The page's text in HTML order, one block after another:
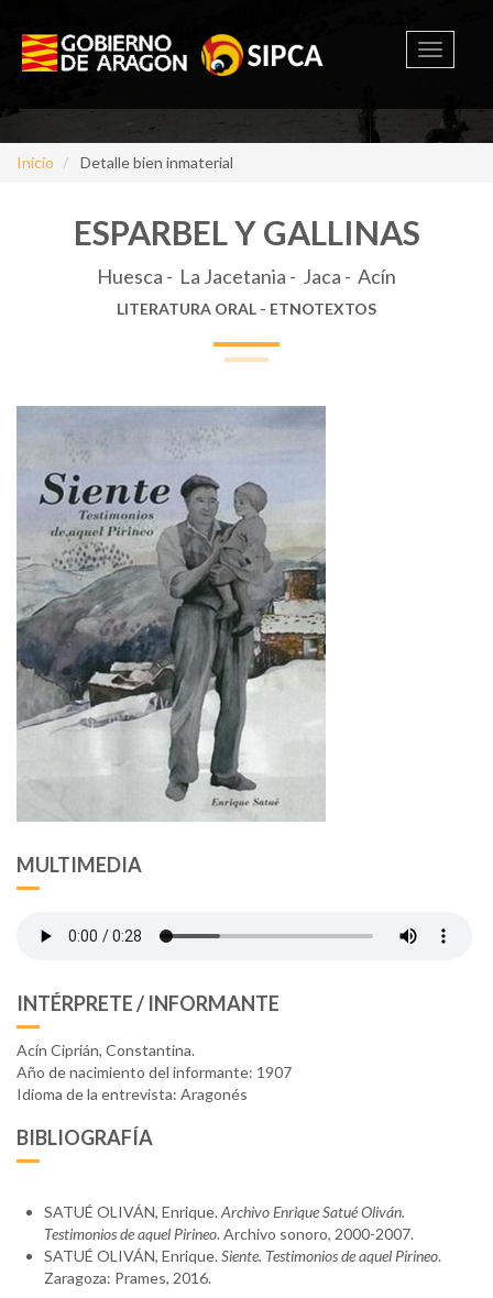
Toggle
Inicio Detalle bien inmaterial
ESPARBEL Y GALLINAS
Huesca - La Jacetania - Jaca - Acín
LITERATURA ORAL - ETNOTEXTOS
MULTIMEDIA
INTÉRPRETE / INFORMANTE
Acín Ciprián, Constantina.
Año de nacimiento del informante: 1907
Idioma de la entrevista: Aragonés
BIBLIOGRAFÍA
SATUÉ OLIVÁN, Enrique. Archivo Enrique Satué Oliván.
Testimonios de aquel Pirineo. Archivo sonoro, 2000-2007.
SATUÉ OLIVÁN, Enrique. Siente. Testimonios de aquel Pirineo.
Zaragoza: Prames, 2016.